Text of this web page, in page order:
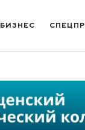
БИЗНЕС